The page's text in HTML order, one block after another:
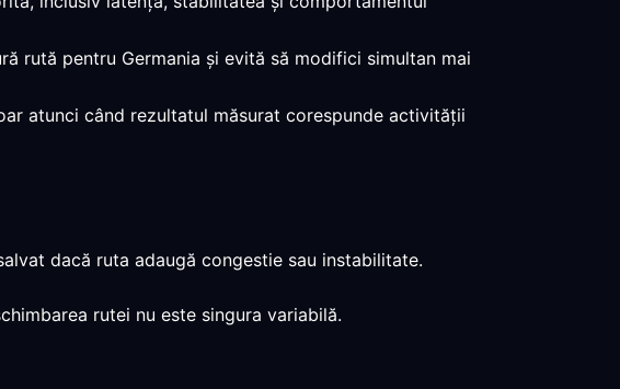
rută pentru Germania și evită să modifici simultan mai
atunci când rezultatul măsurat corespunde activității
dacă ruta adaugă congestie sau instabilitate.
rutei nu este singura variabilă.